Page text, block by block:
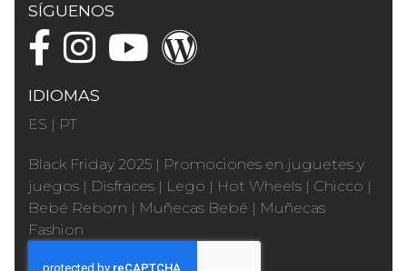
SÍGUENOS
IDIOMAS
ES | PT
Black Friday 2025 | Promociones en juguetes y
juegos | Disfraces | Lego | Hot Wheels | Chicco |
Bebé Reborn | Muñecas Bebé | Muñecas
Fashion